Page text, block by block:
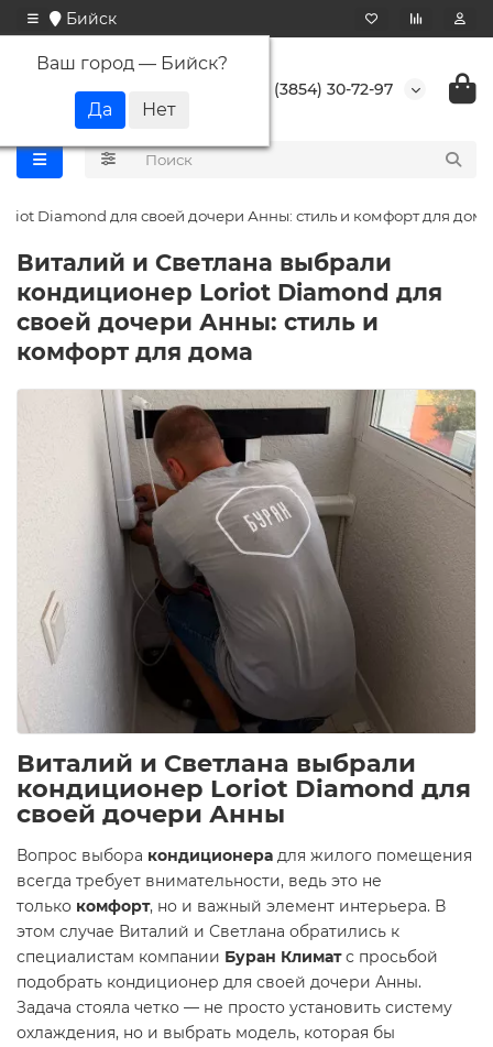
Бийск
Ваш город — Бийск?
+7 (3854) 30-72-97
Diamond для своей дочери Анны: стиль и комфорт для дома
Виталий и Светлана выбрали
кондиционер Loriot Diamond для
своей дочери Анны: стиль и
комфорт для дома
Виталий и Светлана выбрали
кондиционер Loriot Diamond для
своей дочери Анны
Вопрос выбора кондиционера для жилого помещения
всегда требует внимательности, ведь это не
только комфорт, но и важный элемент интерьера. В
этом случае Виталий и Светлана обратились к
специалистам компании Буран Климатс просьбой
подобрать кондиционер для своей дочери Анны.
Задача стояла четко — не просто установить систему
охлаждения, но и выбрать модель, которая бы